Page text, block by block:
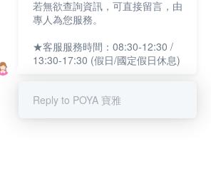
若無欲查詢資訊，可直接留言，由
專人為您服務。
★客服服務時間：08:30-12:30 /
13:30-17:30 (假日/國定假日休息)
Reply to POYA 寶雅